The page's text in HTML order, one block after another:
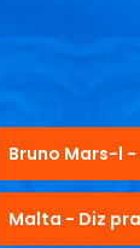
Bruno Mars-l
Malta - Diz